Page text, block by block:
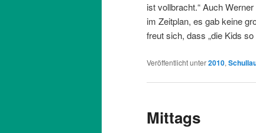
ist vollbracht.“ Auch
im Zeitplan, es gab keine
freut sich, dass „die Kids
Veröffentlicht unter2010,
Mittags